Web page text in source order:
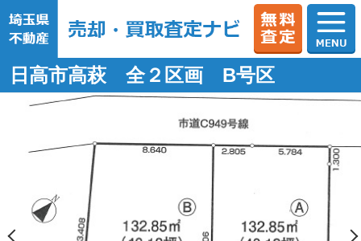
日高市高萩 全２区画 B号区